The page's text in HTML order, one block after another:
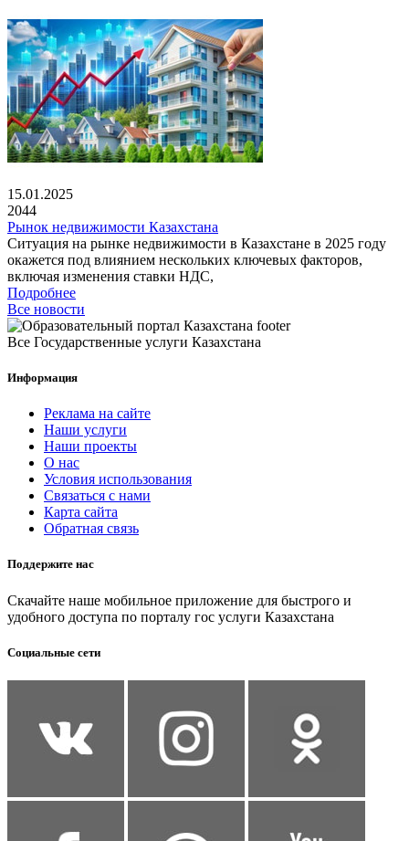
15.01.2025
2044
Рынок недвижимости Казахстана
Ситуация на рынке недвижимости в Казахстане в 2025 году
окажется под влиянием нескольких ключевых факторов,
включая изменения ставки НДС,
Подробнее
Все новости
Все Государственные услуги Казахстана
Информация
Реклама на сайте
Наши услуги
Наши проекты
О нас
Условия использования
Связаться с нами
Карта сайта
Обратная связь
Поддержите нас
Скачайте наше мобильное приложение для быстрого и
удобного доступа по порталу гос услуги Казахстана
Социальные сети